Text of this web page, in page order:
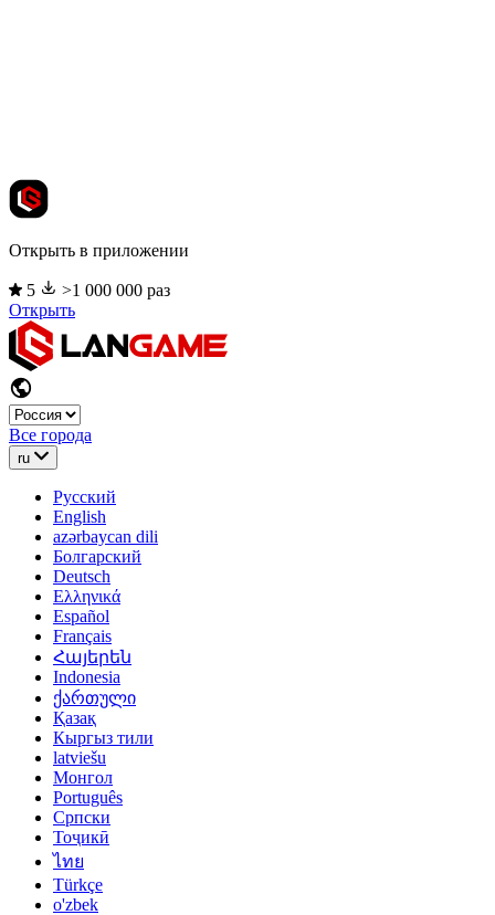
Открыть в приложении
5
>1 000 000 раз
Открыть
Все города
ru
Русский
English
azərbaycan dili
Болгарский
Deutsch
Ελληνικά
Español
Français
Հայերեն
Indonesia
ქართული
Қазақ
Кыргыз тили
latviešu
Монгол
Português
Српски
Тоҷикӣ
ไทย
Türkçe
o'zbek